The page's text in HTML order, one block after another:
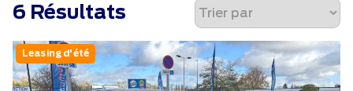
6 Résultats
Leasing d'été